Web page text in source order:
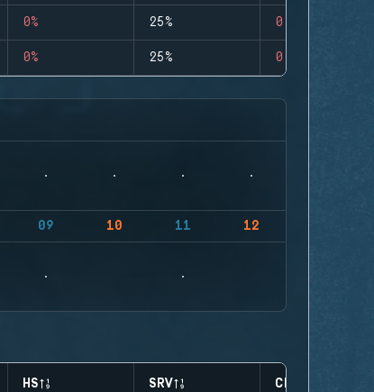
0% 25% 0
0% 25% 0
09 10 11 12
HS SRV CLUTCHES